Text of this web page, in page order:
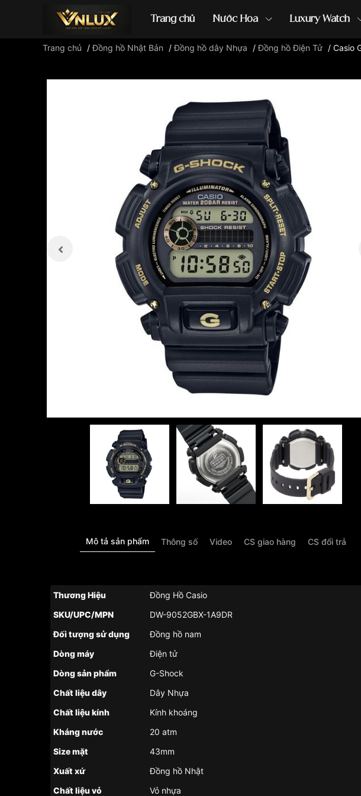
Trang chủ Nước Hoa Luxury Watch
Đồng hồ casio đồng hồ G-Shock đồng hồ
Trang chủ /Đồng hồ Nhật Bản /Đồng hồ dây Nhựa /Đồng hồ Điện Tử / Casio
Mô tả sản phẩm Thông số Video CS giao hàng CS đổi trả
Thương Hiệu
Đồng Hồ Casio
SKU/UPC/MPN
DW-9052GBX-1A9DR
Đối tượng sử dụng
Đồng hồ nam
Dòng máy
Điện tử
Dòng sản phẩm
G-Shock
Chất liệu dây
Dây Nhựa
Chất liệu kính
Kính khoáng
Kháng nước
20 atm
Size mặt
43mm
Xuất xứ
Đồng hồ Nhật
Chất liệu vỏ
Vỏ nhựa